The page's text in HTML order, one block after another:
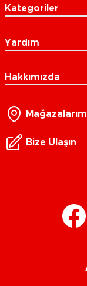
Kategoriler
Yardım
Hakkımızda
Bize Ulaşın